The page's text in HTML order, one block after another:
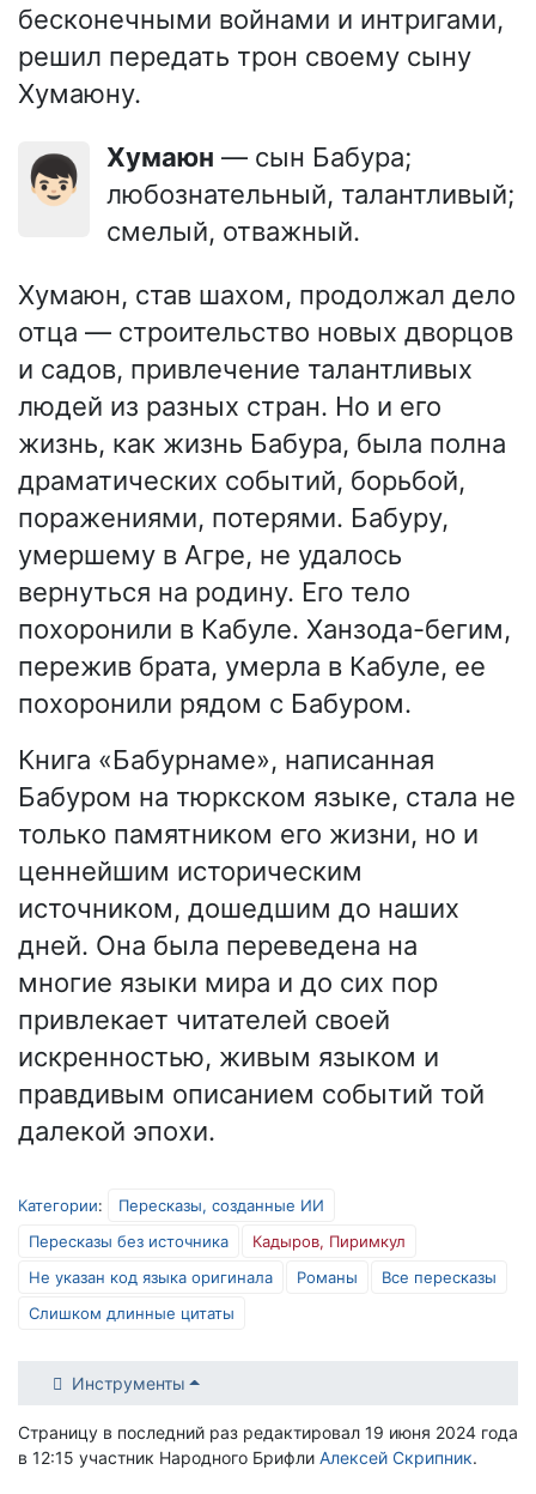
бесконечными войнами и интригами,
решил передать трон своему сыну
Хумаюну.
👦🏻 Хумаюн — сын Бабура;
любознательный, талантливый;
смелый, отважный.
Хумаюн, став шахом, продолжал дело
отца — строительство новых дворцов
и садов, привлечение талантливых
людей из разных стран. Но и его
жизнь, как жизнь Бабура, была полна
драматических событий, борьбой,
поражениями, потерями. Бабуру,
умершему в Агре, не удалось
вернуться на родину. Его тело
похоронили в Кабуле. Ханзода-бегим,
пережив брата, умерла в Кабуле, ее
похоронили рядом с Бабуром.
Книга «Бабурнаме», написанная
Бабуром на тюркском языке, стала не
только памятником его жизни, но и
ценнейшим историческим
источником, дошедшим до наших
дней. Она была переведена на
многие языки мира и до сих пор
привлекает читателей своей
искренностью, живым языком и
правдивым описанием событий той
далекой эпохи.
Категории:
Пересказы, созданные ИИ
Пересказы без источника
Кадыров, Пиримкул
Не указан код языка оригинала
Романы
Все пересказы
Слишком длинные цитаты
Инструменты
Страницу в последний раз редактировал 19 июня 2024 года
в 12:15 участник Народного Брифли Алексей Скрипник.